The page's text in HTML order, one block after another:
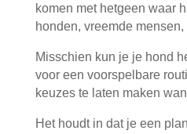
komen met hetgeen waar
honden, vreemde mensen,
Misschien kun je je hond
voor een voorspelbare
keuzes te laten maken
Het houdt in dat je een